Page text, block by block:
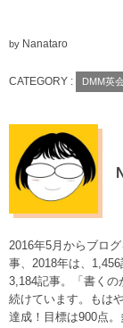
by Nanataro
CATEGORY : DMM英
2016年5月からブロ
事、2018年は、
3,184記事。「書くの
続けています。もは
達成！目標は900点